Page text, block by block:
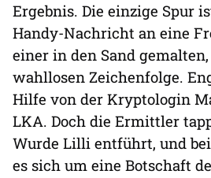
Ergebnis. Die einzige Spur
Handy-Nachricht an eine
einer in den Sand
wahllosen Zeichenfolge.
Hilfe von der Kryptologin
LKA. Doch die Ermittler
Wurde Lilli entführt, und
es sich um eine Botschaft